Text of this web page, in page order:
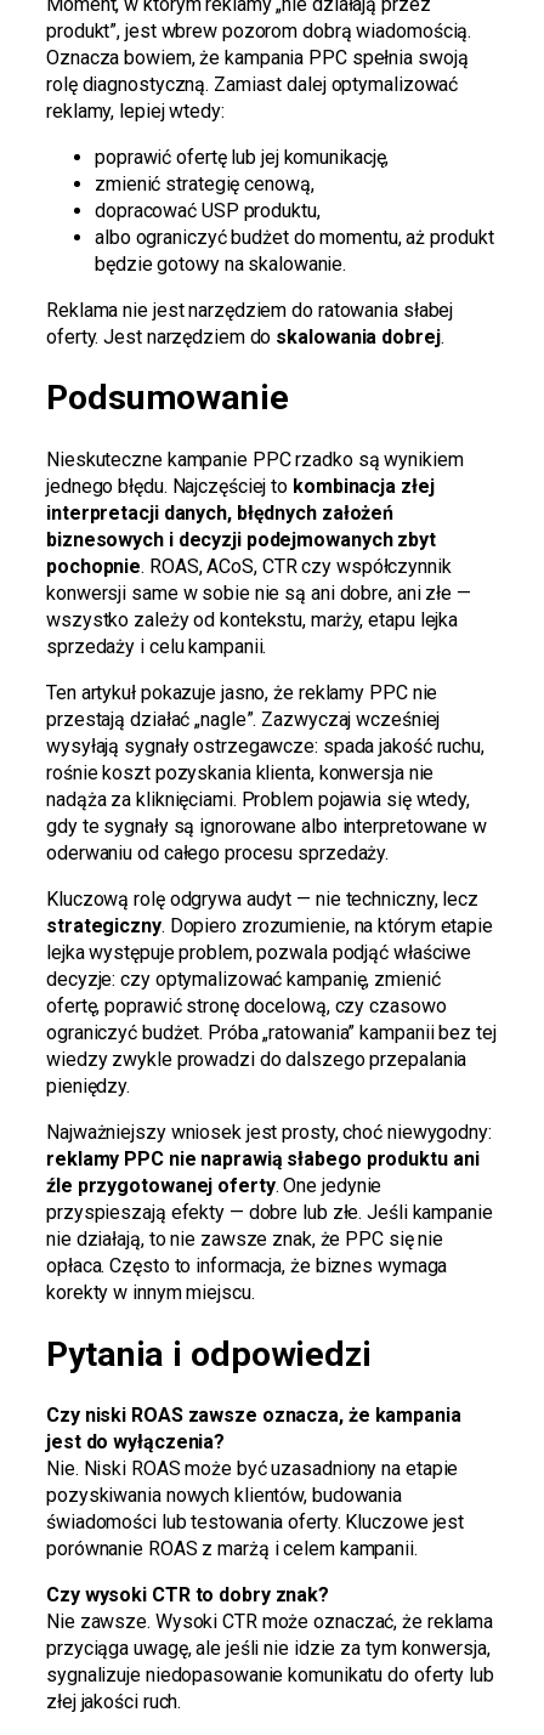
produkt”, jest wbrew pozorom dobrą wiadomością.
Oznacza bowiem, że kampania PPC spełnia swoją
rolę diagnostyczną. Zamiast dalej optymalizować
reklamy, lepiej wtedy:
poprawić ofertę lub jej komunikację,
zmienić strategię cenową,
dopracować USP produktu,
albo ograniczyć budżet do momentu, aż produkt
będzie gotowy na skalowanie.
Reklama nie jest narzędziem do ratowania słabej
oferty. Jest narzędziem do skalowania dobrej.
Podsumowanie
Nieskuteczne kampanie PPC rzadko są wynikiem
jednego błędu. Najczęściej to kombinacja złej
interpretacji danych, błędnych założeń
biznesowych i decyzji podejmowanych zbyt
pochopnie. ROAS, ACoS, CTR czy współczynnik
konwersji same w sobie nie są ani dobre, ani złe —
wszystko zależy od kontekstu, marży, etapu lejka
sprzedaży i celu kampanii.
Ten artykuł pokazuje jasno, że reklamy PPC nie
przestają działać „nagle”. Zazwyczaj wcześniej
wysyłają sygnały ostrzegawcze: spada jakość ruchu,
rośnie koszt pozyskania klienta, konwersja nie
nadąża za kliknięciami. Problem pojawia się wtedy,
gdy te sygnały są ignorowane albo interpretowane w
oderwaniu od całego procesu sprzedaży.
Kluczową rolę odgrywa audyt — nie techniczny, lecz
strategiczny. Dopiero zrozumienie, na którym etapie
lejka występuje problem, pozwala podjąć właściwe
decyzje: czy optymalizować kampanię, zmienić
ofertę, poprawić stronę docelową, czy czasowo
ograniczyć budżet. Próba „ratowania” kampanii bez tej
wiedzy zwykle prowadzi do dalszego przepalania
pieniędzy.
Najważniejszy wniosek jest prosty, choć niewygodny:
reklamy PPC nie naprawią słabego produktu ani
źle przygotowanej oferty. One jedynie
przyspieszają efekty — dobre lub złe. Jeśli kampanie
nie działają, to nie zawsze znak, że PPC się nie
opłaca. Często to informacja, że biznes wymaga
korekty w innym miejscu.
Pytania i odpowiedzi
Czy niski ROAS zawsze oznacza, że kampania
jest do wyłączenia?
Nie. Niski ROAS może być uzasadniony na etapie
pozyskiwania nowych klientów, budowania
świadomości lub testowania oferty. Kluczowe jest
porównanie ROAS z marżą i celem kampanii.
Czy wysoki CTR to dobry znak?
Nie zawsze. Wysoki CTR może oznaczać, że reklama
przyciąga uwagę, ale jeśli nie idzie za tym konwersja,
sygnalizuje niedopasowanie komunikatu do oferty lub
złej jakości ruch.